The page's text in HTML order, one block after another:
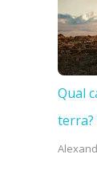
Qual
terra?